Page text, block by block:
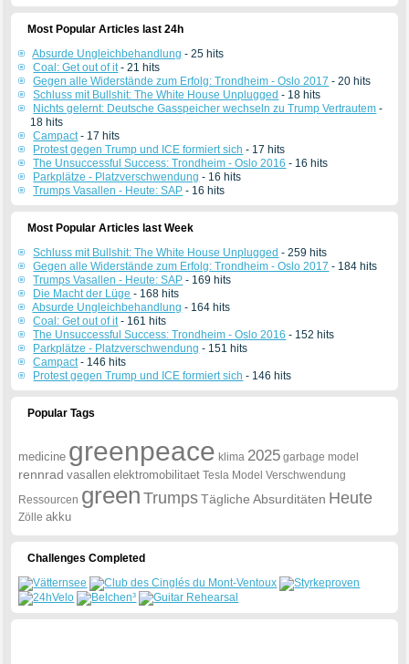
Most Popular Articles last 24h
Absurde Ungleichbehandlung - 25 hits
Coal: Get out of it- 21 hits
Gegen alle Widerstände zum Erfolg: Trondheim - Oslo 2017 - 20 hits
Schluss mit Bullshit: The White House Unplugged - 18 hits
Nichts gelernt: Deutsche Gasspeicher wechseln zu Trump Vertrautem -
18 hits
Campact- 17 hits
Protest gegen Trump und ICE formiert sich - 17 hits
The Unsuccessful Success: Trondheim - Oslo 2016 - 16 hits
Parkplätze - Platzverschwendung - 16 hits
Trumps Vasallen - Heute: SAP - 16 hits
Most Popular Articles last Week
Schluss mit Bullshit: The White House Unplugged - 259 hits
Gegen alle Widerstände zum Erfolg: Trondheim - Oslo 2017 - 184 hits
Trumps Vasallen - Heute: SAP - 169 hits
Die Macht der Lüge - 168 hits
Absurde Ungleichbehandlung - 164 hits
Coal: Get out of it- 161 hits
The Unsuccessful Success: Trondheim - Oslo 2016 - 152 hits
Parkplätze - Platzverschwendung - 151 hits
Campact- 146 hits
Protest gegen Trump und ICE formiert sich - 146 hits
Popular Tags
medicine greenpeace klima 2025 garbage model
rennrad vasallen elektromobilitaet Tesla Model Verschwendung
Ressourcen green Trumps Tägliche Absurditäten Heute
Zölle akku
Challenges Completed